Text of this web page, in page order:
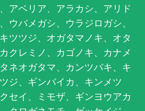
アベリア、アラカシ、アリド
ウバメガシ、ウラジロガシ、
ツツジ、オガタマノキ、オタ
クレミノ、カゴノキ、カナメ
ネオガタマ、カンツバキ、キ
ジ、ギンバイカ、キンメツ
セイ、ミモザ、ギンヨウアカ